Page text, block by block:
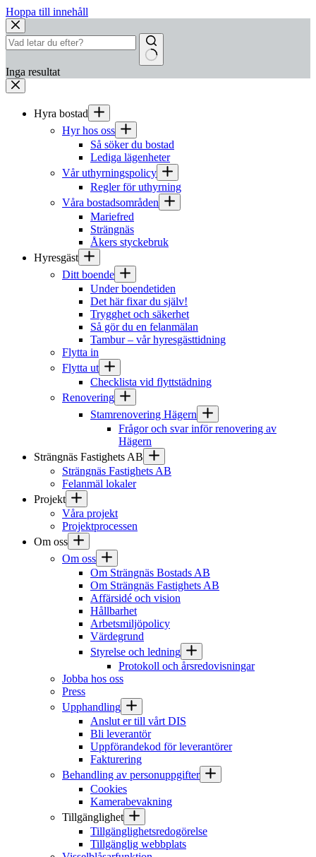
Hoppa till innehåll
Inga resultat
Hyra bostad
Hyr hos oss
Så söker du bostad
Lediga lägenheter
Vår uthyrningspolicy
Regler för uthyrning
Våra bostadsområden
Mariefred
Strängnäs
Åkers styckebruk
Hyresgäst
Ditt boende
Under boendetiden
Det här fixar du själv!
Trygghet och säkerhet
Så gör du en felanmälan
Tambur – vår hyresgästtidning
Flytta in
Flytta ut
Checklista vid flyttstädning
Renovering
Stamrenovering Hägern
Frågor och svar inför renovering av
Hägern
Strängnäs Fastighets AB
Strängnäs Fastighets AB
Felanmäl lokaler
Projekt
Våra projekt
Projektprocessen
Om oss
Om oss
Om Strängnäs Bostads AB
Om Strängnäs Fastighets AB
Affärsidé och vision
Hållbarhet
Arbetsmiljöpolicy
Värdegrund
Styrelse och ledning
Protokoll och årsredovisningar
Jobba hos oss
Press
Upphandling
Anslut er till vårt DIS
Bli leverantör
Uppförandekod för leverantörer
Fakturering
Behandling av personuppgifter
Cookies
Kamerabevakning
Tillgänglighet
Tillgänglighetsredogörelse
Tillgänglig webbplats